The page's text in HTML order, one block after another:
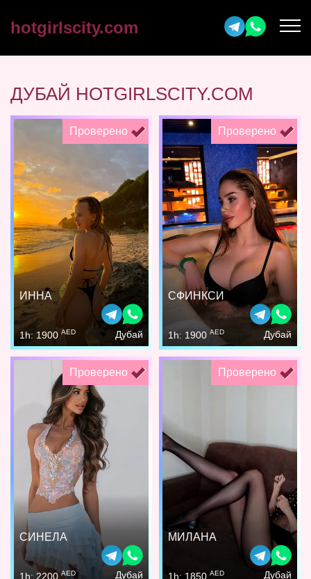
hotgirlscity.com
ДУБАЙ HOTGIRLSCITY.COM
Проверено
ИННА
1h: 1900 AED Дубай
Проверено
СФИНКСИ
1h: 1900 AED Дубай
Проверено
СИНЕЛА
1h: 2200AED Дубай
Проверено
МИЛАНА
1h: 1850 AED Дубай